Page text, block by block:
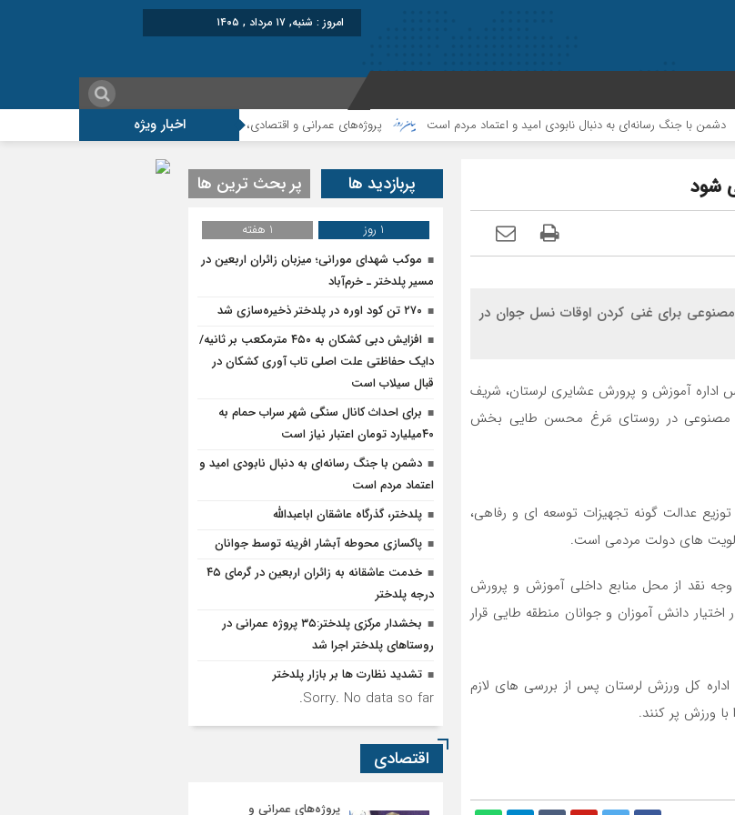
امروز : شنبه, ۱۷ مرداد , ۱۴۰۵
اخبار ویژه جنگ رسانه‌ای به دنبال نابودی امید و اعتماد مردم است پروژه‌های عمرانی و اقتصادی، شتاب‌دهنده توسعه پلدختر هستند
شود
برای غنی کردن اوقات نسل جوان در
آموزش و پرورش عشایری لرستان، شریف
مصنوعی در روستای مَرغ محسن طایی بخش
عدالت گونه تجهیزات توسعه ای و رفاهی،
های دولت مردمی است.
میلیارد و ۷۰۰ میلیون ریال بصورت وجه نقد از محل منابع داخلی آموزش و پرورش
مدت ۳ ماه به بهره برداری و در اختیار دانش آموزان و جوانان منطقه طایی قرار
کل ورزش لرستان پس از بررسی های لازم
ورزش پر کنند.
پربازدید ها پر بحث ترین ها
1 روز
1 هفته
موکب شهدای مورانی؛ میزبان زائران اربعین در
مسیر پلدختر ـ خرم‌آباد
۲۷۰ تن کود اوره در پلدختر ذخیره‌سازی شد
افزایش دبی کشکان به ۴۵۰ مترمکعب بر ثانیه/
دایک حفاظتی علت اصلی تاب آوری کشکان در
قبال سیلاب است
برای احداث کانال سنگی شهر سراب حمام به
۴۰میلیارد تومان اعتبار نیاز است
دشمن با جنگ رسانه‌ای به دنبال نابودی امید و
اعتماد مردم است
پلدختر، گذرگاه عاشقان اباعبدالله
پاکسازی محوطه آبشار افرینه توسط جوانان
خدمت عاشقانه به زائران اربعین در گرمای ۴۵
درجه پلدختر
بخشدار مرکزی پلدختر:۳۵ پروژه عمرانی در
روستاهای پلدختر اجرا شد
تشدید نظارت ها بر بازار پلدختر
Sorry. No data so far.
اقتصادی
پروژه‌های عمرانی و